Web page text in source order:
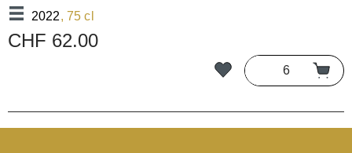
2022, 75 cl
CHF 62.00